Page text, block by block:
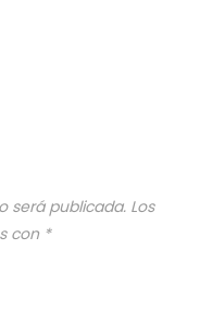
será publicada. Los
con *